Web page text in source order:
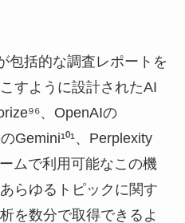
包括的な調査レポートを
すように設計されたAI
、OpenAIの
Gemini¹⁰¹、Perplexity
ムで利用可能なこの機
らゆるトピックに関す
を数分で取得できるよ